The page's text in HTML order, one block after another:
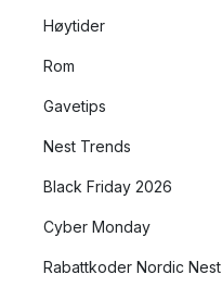
Høytider
Rom
Gavetips
Nest Trends
Black Friday 2026
Cyber Monday
Rabattkoder Nordic Nest